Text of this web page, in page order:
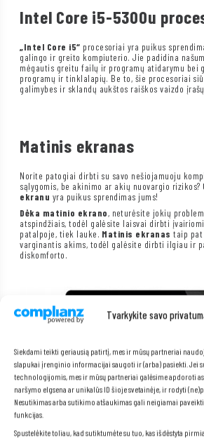
Tvarkykite savo
Siekdami teikti geriausią patirtį, mes ir mūsų partneriai
slapukai įrenginio informacijai saugoti ir (arba) pasiekti. Jei
technologijomis, mes ir mūsų partneriai galėsime apdoroti
naršymo elgsena ar unikalūs ID šioje svetainėje, ir rodyti
Nesutikimas arba sutikimo atšaukimas gali neigiamai
funkcijas.
Spustelėkite toliau, kad sutiktumėte su tuo, kas išdėstyta
Intel Core i5-5300u
„Intel Core i5“ procesoriai yra puikus
galingo ir greito kompiuterio. Jie padidina
mėgautis greitu failų ir programų atidarymu bei
programų ir tinklalapių. Be to, šie procesoriai
galimybes ir sklandų aukštos raiškos vaizdo
Matinis ekranas
Norite patogiai dirbti su savo nešiojamuoju
sąlygomis, be akinimo ar akių nuovargio rizikos?
ekranu yra puikus sprendimas jums!
Dėka matinio ekrano, neturėsite jokių
atspindžiais, todėl galėsite laisvai dirbti
patalpoje, tiek lauke. Matinis ekranas taip pat
varginantis akims, todėl galėsite dirbti ilgiau ir
diskomforto.